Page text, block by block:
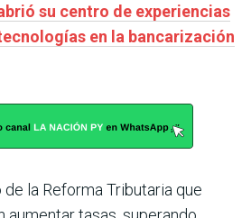
su centro de experiencias
en la bancarización
la Reforma Tributaria que